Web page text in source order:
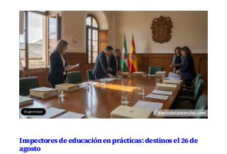
Inspectores de educación en prácticas: destinos el 26 de
agosto